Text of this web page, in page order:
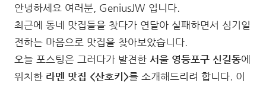
안녕하세요 여러분, GeniusJW 입니다.
최근에 동네 맛집들을 찾다가 연달아 실패하면서 심기일
전하는 마음으로 맛집을 찾아보았습니다.
오늘 포스팅은 그러다가 발견한 서울 영등포구 신길동에
위치한 라멘 맛집 <산호키>를 소개해드리려 합니다. 이